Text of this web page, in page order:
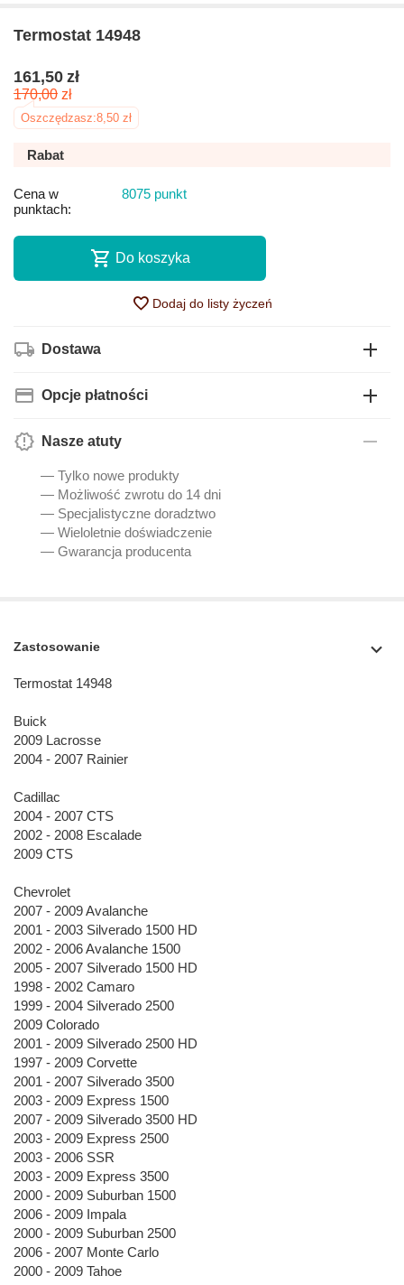
Termostat 14948
161,50 zł
170,00 zł
Oszczędzasz:8,50 zł
Rabat
Cena w
punktach:
8075 punkt
Do koszyka
Dodaj do listy życzeń
Dostawa
Opcje płatności
Nasze atuty
— Tylko nowe produkty
— Możliwość zwrotu do 14 dni
— Specjalistyczne doradztwo
— Wieloletnie doświadczenie
— Gwarancja producenta
Zastosowanie
Termostat 14948
Buick
2009 Lacrosse
2004 - 2007 Rainier
Cadillac
2004 - 2007 CTS
2002 - 2008 Escalade
2009 CTS
Chevrolet
2007 - 2009 Avalanche
2001 - 2003 Silverado 1500 HD
2002 - 2006 Avalanche 1500
2005 - 2007 Silverado 1500 HD
1998 - 2002 Camaro
1999 - 2004 Silverado 2500
2009 Colorado
2001 - 2009 Silverado 2500 HD
1997 - 2009 Corvette
2001 - 2007 Silverado 3500
2003 - 2009 Express 1500
2007 - 2009 Silverado 3500 HD
2003 - 2009 Express 2500
2003 - 2006 SSR
2003 - 2009 Express 3500
2000 - 2009 Suburban 1500
2006 - 2009 Impala
2000 - 2009 Suburban 2500
2006 - 2007 Monte Carlo
2000 - 2009 Tahoe